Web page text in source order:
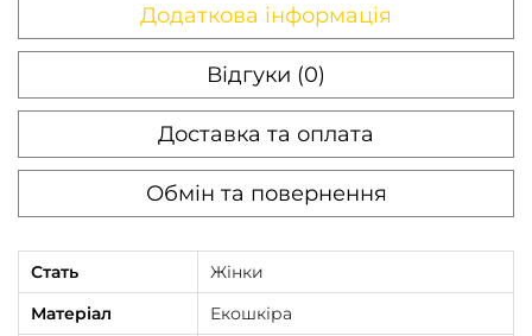
Додаткова інформація
Відгуки (0)
Доставка та оплата
Обмін та повернення
Стать
Жінки
Матеріал
Екошкіра